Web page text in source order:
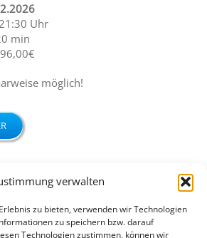
verwalten
zu bieten, verwenden wir Technologien
zu speichern bzw. darauf
Technologien zustimmen, können wir
Uhr
min
möglich!
dies mit Deinen Freunden!
Facebook